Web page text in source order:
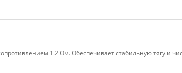
1.2 Ом. Обеспечивает стабильную тягу и